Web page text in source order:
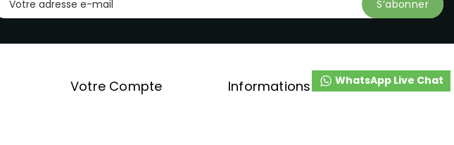
Votre Compte Informations WhatsApp Live Chat